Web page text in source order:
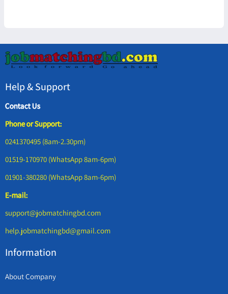
Help & Support
Contact Us
Phone or Support:
0241370495 (8am-2.30pm)
01519-170970 (WhatsApp 8am-6pm)
01901-380280 (WhatsApp 8am-6pm)
E-mail:
support@jobmatchingbd.com
help.jobmatchingbd@gmail.com
Information
About Company